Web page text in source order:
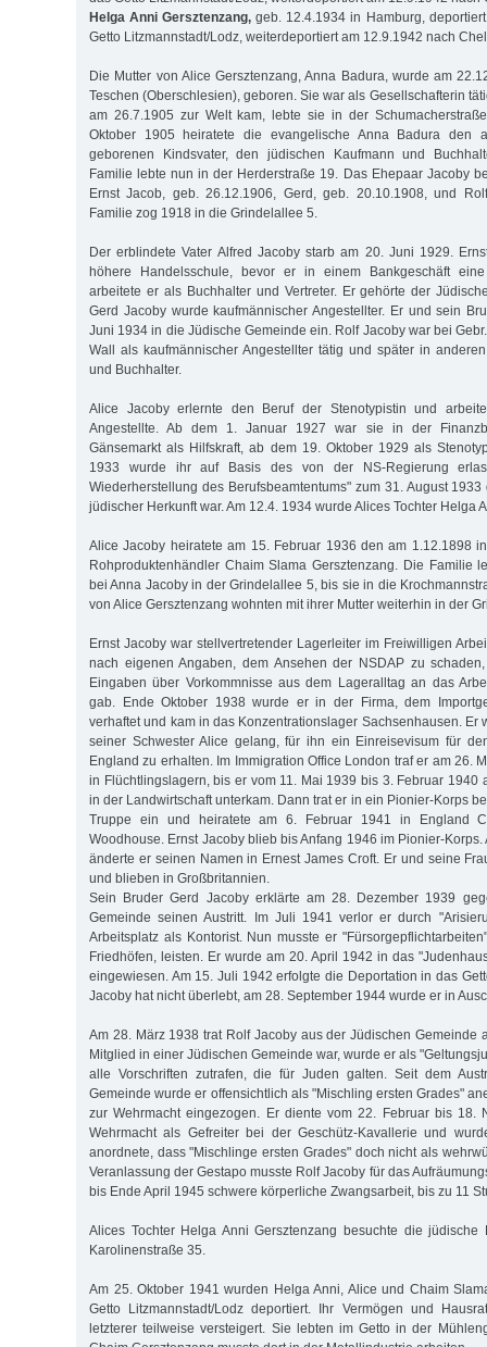
Helga Anni Gersztenzang, geb. 12.4.1934 in Hamburg,
Getto Litzmannstadt/Lodz, weiterdeportiert am 12.9.1942 nach
Die Mutter von Alice Gersztenzang, Anna Badura, wurde am
Teschen (Oberschlesien), geboren. Sie war als Gesellschafterin
am 26.7.1905 zur Welt kam, lebte sie in der
Oktober 1905 heiratete die evangelische Anna Badura den
geborenen Kindsvater, den jüdischen Kaufmann und
Familie lebte nun in der Herderstraße 19. Das Ehepaar Jacoby
Ernst Jacob, geb. 26.12.1906, Gerd, geb. 20.10.1908, und
Familie zog 1918 in die Grindelallee 5.
Der erblindete Vater Alfred Jacoby starb am 20. Juni 1929.
höhere Handelsschule, bevor er in einem Bankgeschäft
arbeitete er als Buchhalter und Vertreter. Er gehörte der
Gerd Jacoby wurde kaufmännischer Angestellter. Er und sein
Juni 1934 in die Jüdische Gemeinde ein. Rolf Jacoby war bei
Wall als kaufmännischer Angestellter tätig und später in
und Buchhalter.
Alice Jacoby erlernte den Beruf der Stenotypistin und
Angestellte. Ab dem 1. Januar 1927 war sie in der
Gänsemarkt als Hilfskraft, ab dem 19. Oktober 1929 als
1933 wurde ihr auf Basis des von der NS-Regierung
Wiederherstellung des Berufsbeamtentums" zum 31. August
jüdischer Herkunft war. Am 12.4. 1934 wurde Alices Tochter Helga
Alice Jacoby heiratete am 15. Februar 1936 den am 1.12.1898
Rohproduktenhändler Chaim Slama Gersztenzang. Die Familie
bei Anna Jacoby in der Grindelallee 5, bis sie in die
von Alice Gersztenzang wohnten mit ihrer Mutter weiterhin in der
Ernst Jacoby war stellvertretender Lagerleiter im Freiwilligen
nach eigenen Angaben, dem Ansehen der NSDAP zu
Eingaben über Vorkommnisse aus dem Lageralltag an das
gab. Ende Oktober 1938 wurde er in der Firma, dem
verhaftet und kam in das Konzentrationslager Sachsenhausen. Er
seiner Schwester Alice gelang, für ihn ein Einreisevisum für
England zu erhalten. Im Immigration Office London traf er am 26.
in Flüchtlingslagern, bis er vom 11. Mai 1939 bis 3. Februar 1940
in der Landwirtschaft unterkam. Dann trat er in ein Pionier-Korps
Truppe ein und heiratete am 6. Februar 1941 in England
Woodhouse. Ernst Jacoby blieb bis Anfang 1946 im Pionier-Korps.
änderte er seinen Namen in Ernest James Croft. Er und seine
und blieben in Großbritannien.
Sein Bruder Gerd Jacoby erklärte am 28. Dezember 1939
Gemeinde seinen Austritt. Im Juli 1941 verlor er durch
Arbeitsplatz als Kontorist. Nun musste er
Friedhöfen, leisten. Er wurde am 20. April 1942 in das
eingewiesen. Am 15. Juli 1942 erfolgte die Deportation in das
Jacoby hat nicht überlebt, am 28. September 1944 wurde er in
Am 28. März 1938 trat Rolf Jacoby aus der Jüdischen Gemeinde
Mitglied in einer Jüdischen Gemeinde war, wurde er als
alle Vorschriften zutrafen, die für Juden galten. Seit dem
Gemeinde wurde er offensichtlich als "Mischling ersten Grades"
zur Wehrmacht eingezogen. Er diente vom 22. Februar bis 18.
Wehrmacht als Gefreiter bei der Geschütz-Kavallerie und
anordnete, dass "Mischlinge ersten Grades" doch nicht als
Veranlassung der Gestapo musste Rolf Jacoby für das
bis Ende April 1945 schwere körperliche Zwangsarbeit, bis zu 11
Alices Tochter Helga Anni Gersztenzang besuchte die jüdische
Karolinenstraße 35.
Am 25. Oktober 1941 wurden Helga Anni, Alice und Chaim
Getto Litzmannstadt/Lodz deportiert. Ihr Vermögen und
letzterer teilweise versteigert. Sie lebten im Getto in der